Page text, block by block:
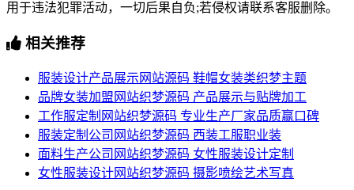
用于违法犯罪活动，一切后果自负;若侵权请联系客服删除。
相关推荐
服装设计产品展示网站源码 鞋帽女装类织梦主题
品牌女装加盟网站织梦源码 产品展示与贴牌加工
工作服定制网站织梦源码 专业生产厂家品质赢口碑
服装定制公司网站织梦源码 西装工服职业装
面料生产公司网站织梦源码 女性服装设计定制
女性服装设计网站织梦源码 摄影喷绘艺术写真